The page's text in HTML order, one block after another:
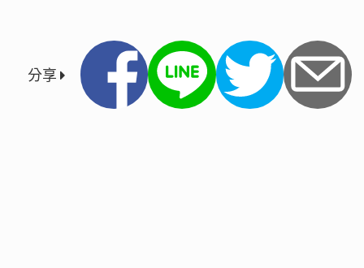
分享